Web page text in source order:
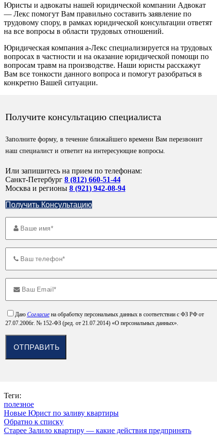
Юристы и адвокаты нашей юридической компании Адвокат
— Лекс помогут Вам правильно составить заявление по
трудовому спору, в рамках юридической консультации ответят
на все вопросы в области трудовых отношений.
Юридическая компания а-Лекс специализируется на трудовых
вопросах в частности и на оказание юридической помощи по
вопросам травм на производстве. Наши юристы расскажут
Вам все тонкости данного вопроса и помогут разобраться в
конкретно Вашей ситуации.
Получите консультацию специалиста
Заполните форму, в течение ближайшего времени Вам перезвонит
наш специалист и ответит на интересующие вопросы.
Или запишитесь на прием по телефонам:
Санкт-Петербург 8 (812) 660-51-44
Москва и регионы 8 (921) 942-08-94
Получить Консультацию
Даю Согласиена обработку персональных данных в соответствии с ФЗ РФ от
27.07.2006г. № 152-ФЗ (ред. от 21.07.2014) «О персональных данных».
Теги:
полезное
Новые Юрист по заливу квартиры
Обратно к списку
Старее Залило квартиру — какие действия предпринять